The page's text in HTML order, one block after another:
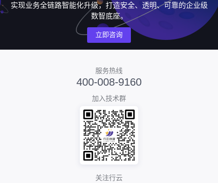
实现业务全链路智能化升级，打造安全、透明、可靠的企业级
数智底座。
立即咨询
服务热线
400-008-9160
加入技术群
关注行云